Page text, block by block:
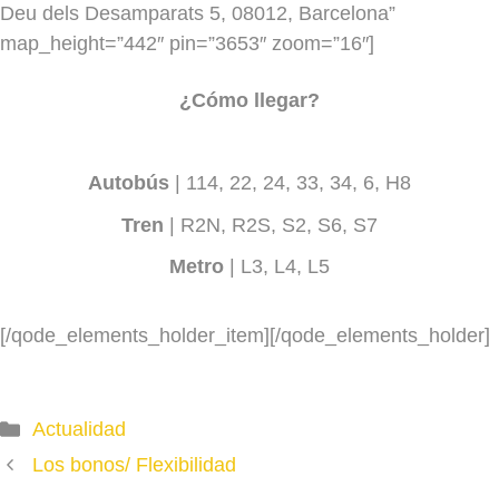
Deu dels Desamparats 5, 08012, Barcelona”
map_height=”442″ pin=”3653″ zoom=”16″]
¿Cómo llegar?
Autobús | 114, 22, 24, 33, 34, 6, H8
Tren | R2N, R2S, S2, S6, S7
Metro | L3, L4, L5
[/qode_elements_holder_item][/qode_elements_holder]
Categories
Actualidad
Los bonos/ Flexibilidad